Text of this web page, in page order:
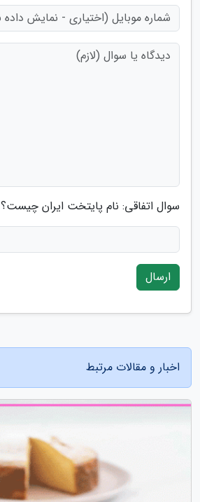
سوال اتفاقی: نام پایتخت ایران چیست؟
ارسال
اخبار و مقالات مرتبط